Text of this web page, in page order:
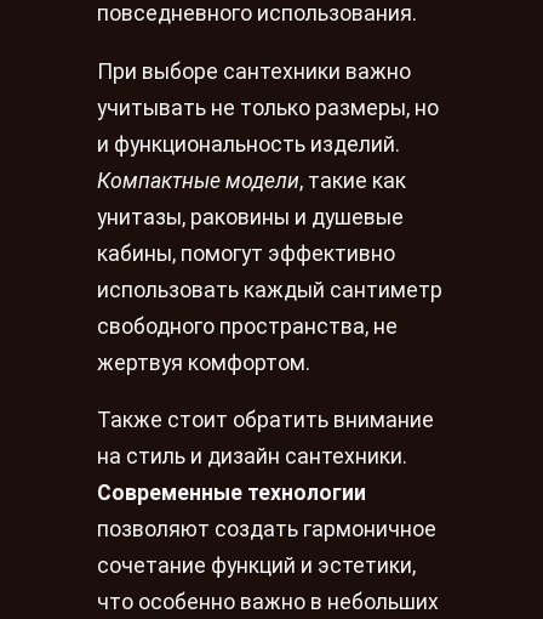
повседневного использования.
При выборе сантехники важно
учитывать не только размеры, но
и функциональность изделий.
Компактные модели, такие как
унитазы, раковины и душевые
кабины, помогут эффективно
использовать каждый сантиметр
свободного пространства, не
жертвуя комфортом.
Также стоит обратить внимание
на стиль и дизайн сантехники.
Современные технологии
позволяют создать гармоничное
сочетание функций и эстетики,
что особенно важно в небольших